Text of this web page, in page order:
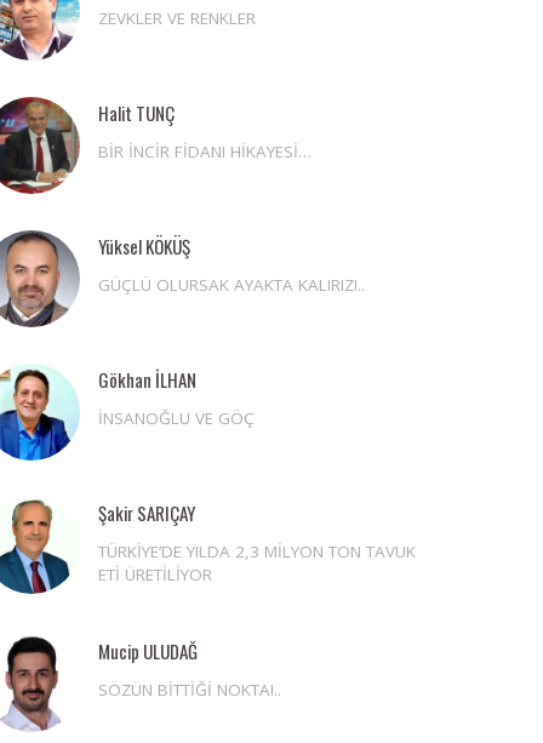
ZEVKLER VE RENKLER
Halit TUNÇ
BİR İNCİR FİDANI HİKAYESİ…
Yüksel KÖKÜŞ
GÜÇLÜ OLURSAK AYAKTA KALIRIZ!..
Gökhan İLHAN
İNSANOĞLU VE GÖÇ
Şakir SARIÇAY
TÜRKİYE’DE YILDA 2,3 MİLYON TON TAVUK
ETİ ÜRETİLİYOR
Mucip ULUDAĞ
SÖZÜN BİTTİĞİ NOKTA!..